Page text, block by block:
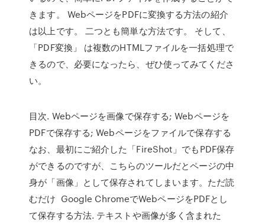
きます。 WebページをPDFに変換する方法の紹介
は以上です。 二つとも簡単な方法です。 そして、
「PDF変換」 は複数のHTMLファイルを一括処理で
きるので、必要になったら、ぜひ使ってみてくださ
い。
目次. Webページを画像で保存する; Webページを
PDFで保存する; Webページをファイルで保存する
なお、最初にご紹介した「FireShot」でもPDF保存
ができるのですが、こちらのツールだとページの中
身が「画像」として保存されてしまいます。ただ読
むだけ Google ChromeでWebページをPDFとし
て保存する方法. テキストや画像が多く含まれた